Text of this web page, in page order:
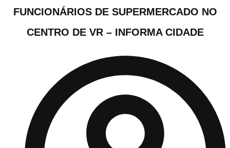
FUNCIONÁRIOS DE SUPERMERCADO NO
CENTRO DE VR – INFORMA CIDADE